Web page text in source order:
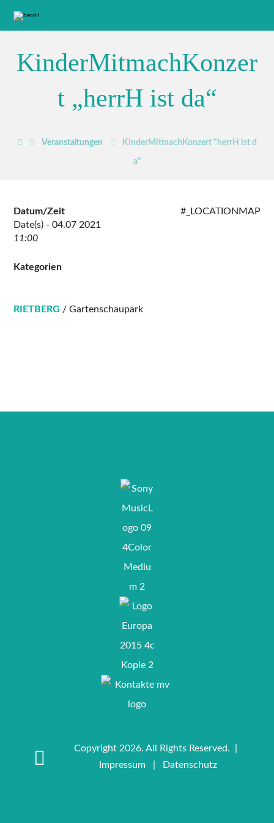
KinderMitmachKonzer
t „herrH ist da“
Veranstaltungen KinderMitmachKonzert "herrH ist d
a"
#_LOCATIONMAP
Datum/Zeit
Date(s) - 04.07 2021
11:00
Kategorien
RIETBERG / Gartenschaupark
Copyright 2026. All Rights Reserved. |
Impressum| Datenschutz